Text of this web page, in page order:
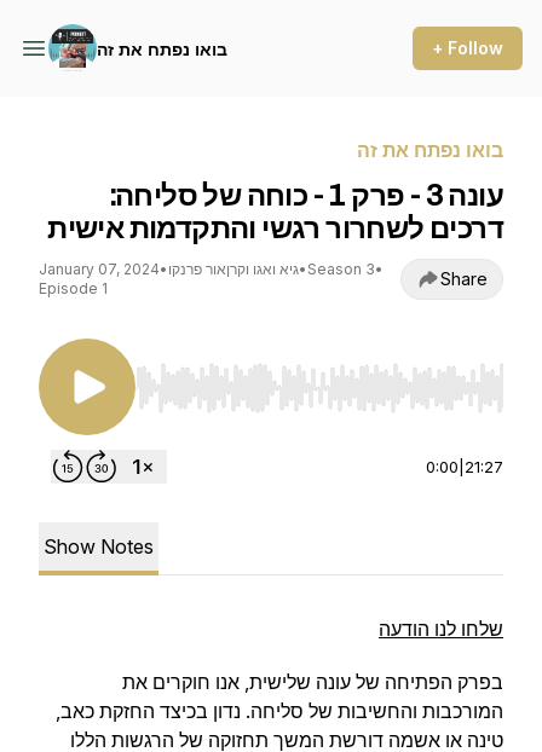
בואו נפתח את זה + Follow
בואו נפתח את זה
עונה 3 - פרק 1 - כוחה של סליחה:
דרכים לשחרור רגשי והתקדמות אישית
January 07, 2024• גיא ואגו וקרןאור פרנקו• Season 3•
Episode 1
Share
Use Left/Right to seek, Home/End to jump to
0:00 21:27
Show Notes
שלחו לנו הודעה
בפרק הפתיחה של עונה שלישית, אנו חוקרים את
המורכבות והחשיבות של סליחה. נדון בכיצד החזקת כאב,
טינה או אשמה דורשת המשך תחזוקה של הרגשות הללו